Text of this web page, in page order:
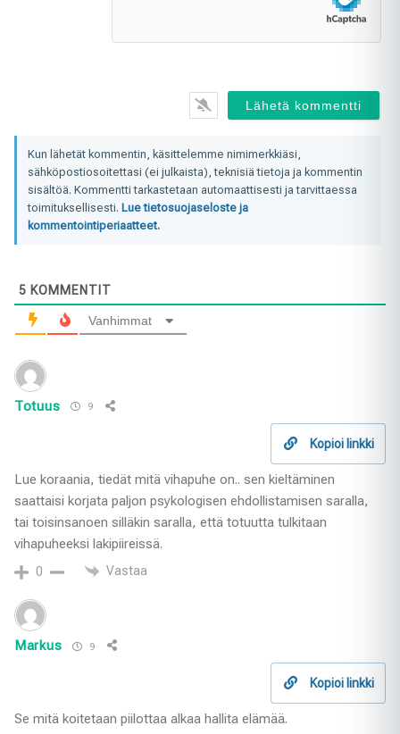
Kun lähetät kommentin, käsittelemme nimimerkkiäsi,
sähköpostiosoitettasi (ei julkaista), teknisiä tietoja ja kommentin
sisältöä. Kommentti tarkastetaan automaattisesti ja tarvittaessa
toimituksellisesti. Lue tietosuojaseloste ja
kommentointiperiaatteet.
5 KOMMENTIT
Vanhimmat
Totuus 9
Kopioi linkki
Lue koraania, tiedät mitä vihapuhe on.. sen kieltäminen
saattaisi korjata paljon psykologisen ehdollistamisen saralla,
tai toisinsanoen silläkin saralla, että totuutta tulkitaan
vihapuheeksi lakipiireissä.
0 Vastaa
Markus 9
Kopioi linkki
Se mitä koitetaan piilottaa alkaa hallita elämää.